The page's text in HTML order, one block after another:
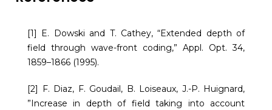
[1] E. Dowski and T. Cathey, “Extended depth of
field through wave-front coding,” Appl. Opt. 34,
1859–1866 (1995).
[2] F. Diaz, F. Goudail, B. Loiseaux, J.-P. Huignard,
”Increase in depth of field taking into account